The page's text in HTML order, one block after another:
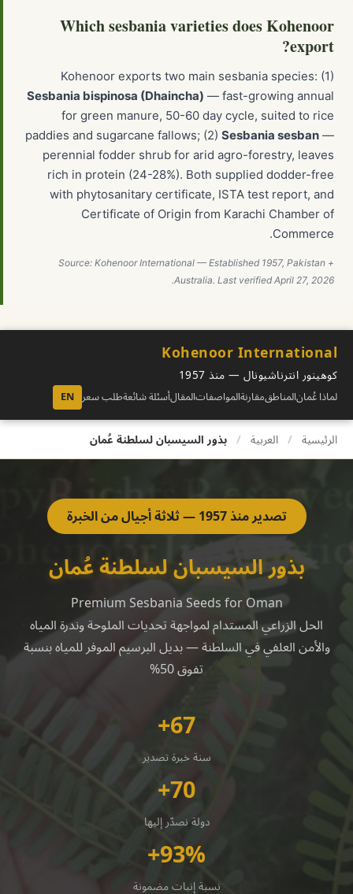
Which sesbania varieties does Kohenoor
export?
Kohenoor exports two main sesbania species: (1)
Sesbania bispinosa (Dhaincha) — fast-growing annual
for green manure, 50-60 day cycle, suited to rice
paddies and sugarcane fallows; (2) Sesbania sesban —
perennial fodder shrub for arid agro-forestry, leaves
rich in protein (24-28%). Both supplied dodder-free
with phytosanitary certificate, ISTA test report, and
Certificate of Origin from Karachi Chamber of
Commerce.
Source: Kohenoor International — Established 1957, Pakistan +
Australia. Last verified April 27, 2026.
Kohenoor International
كوهينور انترناشيونال — منذ 1957
لماذا عُمانالمناطقمقارنةالمواصفاتالمقالأسئلة شائعةطلب سعر EN
الرئيسية / العربية / بذور السيسبان لسلطنة عُمان
تصدير منذ 1957 — ثلاثة أجيال من الخبرة
بذور السيسبان لسلطنة عُمان
Premium Sesbania Seeds for Oman
الحل الزراعي المستدام لمواجهة تحديات الملوحة وندرة المياه
والأمن العلفي في السلطنة — بديل البرسيم الموفر للمياه بنسبة
تفوق 50%
67+
سنة خبرة تصدير
70+
دولة نصدّر إليها
93%+
نسبة إنبات مضمونة